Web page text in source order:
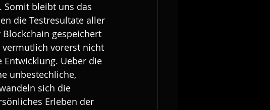
Somit bleibt uns das
die Testresultate aller
gespeichert
vermutlich vorerst nicht
Entwicklung. Ueber die
unbestechliche,
sich die
Erleben der